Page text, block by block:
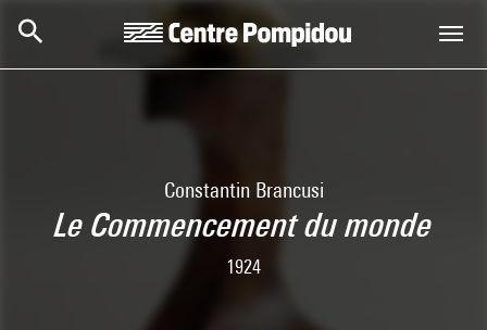
Constantin Brancusi
Le Commencement du monde
1924